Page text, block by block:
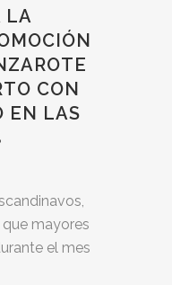
LA
CON
EN LAS
mayores
el mes